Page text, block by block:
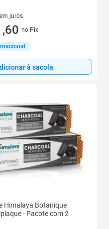
juros
sem jurosno Pix
à sacola
Himalaya Botanique
- Pacote com 2